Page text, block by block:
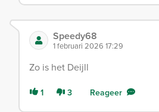
Speedy68
1 februari 2026 17:29
Zo is het Deijll
1 3 Reageer